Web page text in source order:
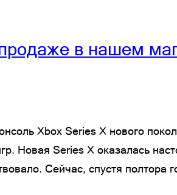
в нашем
Xbox Series X нового
Новая Series X оказалась
Сейчас, спустя